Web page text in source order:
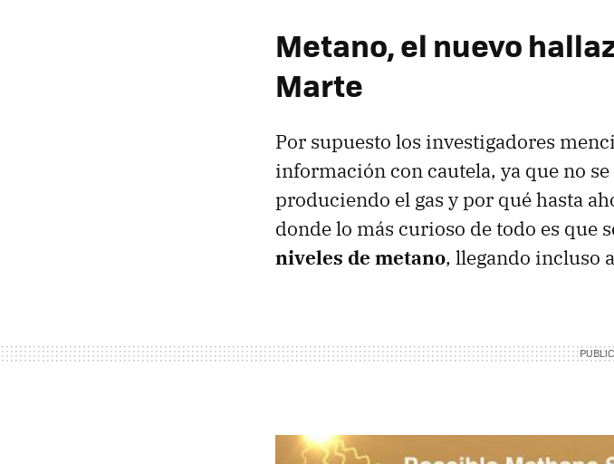
Metano, el nuevo
Marte
Por supuesto los investigadores
información con cautela, ya que no
produciendo el gas y por qué hasta
donde lo más curioso de todo es que
niveles de metano, llegando incluso